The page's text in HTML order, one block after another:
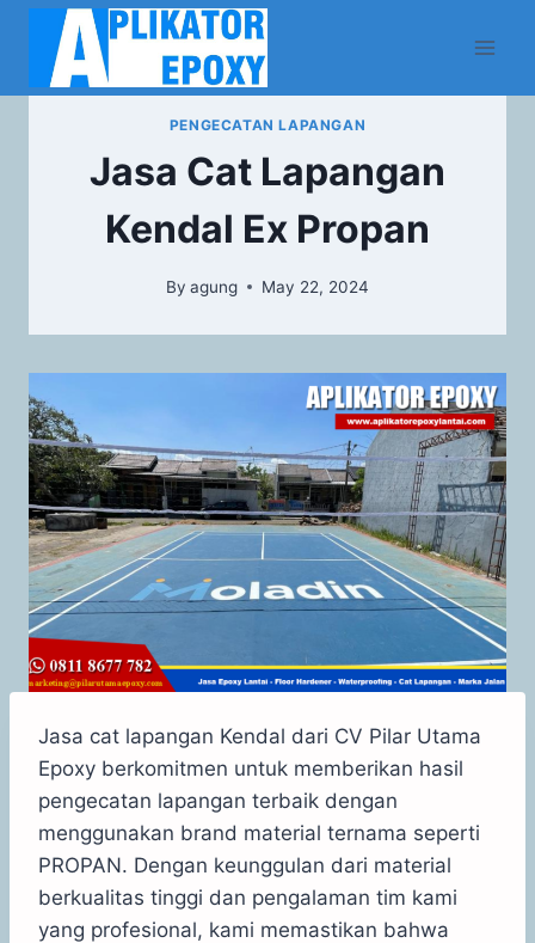
PENGECATAN LAPANGAN
Jasa Cat Lapangan
Kendal Ex Propan
By agung May 22, 2024
Jasa cat lapangan Kendal dari CV Pilar Utama
Epoxy berkomitmen untuk memberikan hasil
pengecatan lapangan terbaik dengan
menggunakan brand material ternama seperti
PROPAN. Dengan keunggulan dari material
berkualitas tinggi dan pengalaman tim kami
yang profesional, kami memastikan bahwa